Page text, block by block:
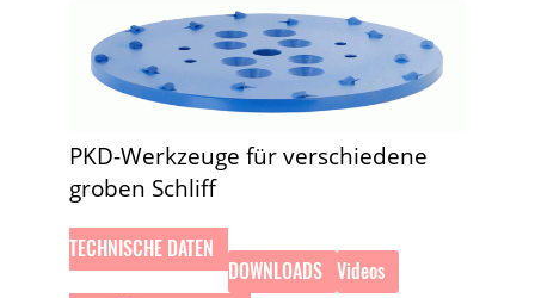
PKD-Werkzeuge für verschiedene
groben Schliff
TECHNISCHE DATEN
DOWNLOADS Videos